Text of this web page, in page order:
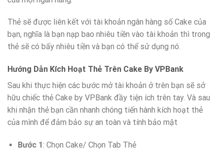
Thẻ sẽ được liên kết với tài khoản ngân hàng số Cake của
bạn, nghĩa là bạn nạp bao nhiêu tiền vào tài khoản thì trong
thẻ sẽ có bấy nhiêu tiền và bạn có thể sử dụng nó.
Hướng Dẫn Kích Hoạt Thẻ Trên Cake By VPBank
Sau khi thực hiện các bước mở tài khoản ở trên bạn sẽ sở
hữu chiếc thẻ Cake by VPBank đầy tiện ích trên tay. Và sau
khi nhận thẻ bạn cần nhanh chóng tiến hành kích hoạt thẻ
của mình để đảm bảo sự an toàn và tính bảo mật
Bước 1: Chọn Cake/ Chọn Tab Thẻ